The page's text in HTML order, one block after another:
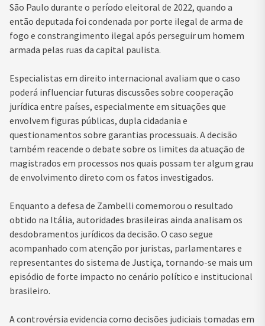
São Paulo durante o período eleitoral de 2022, quando a
então deputada foi condenada por porte ilegal de arma de
fogo e constrangimento ilegal após perseguir um homem
armada pelas ruas da capital paulista.
Especialistas em direito internacional avaliam que o caso
poderá influenciar futuras discussões sobre cooperação
jurídica entre países, especialmente em situações que
envolvem figuras públicas, dupla cidadania e
questionamentos sobre garantias processuais. A decisão
também reacende o debate sobre os limites da atuação de
magistrados em processos nos quais possam ter algum grau
de envolvimento direto com os fatos investigados.
Enquanto a defesa de Zambelli comemorou o resultado
obtido na Itália, autoridades brasileiras ainda analisam os
desdobramentos jurídicos da decisão. O caso segue
acompanhado com atenção por juristas, parlamentares e
representantes do sistema de Justiça, tornando-se mais um
episódio de forte impacto no cenário político e institucional
brasileiro.
A controvérsia evidencia como decisões judiciais tomadas em